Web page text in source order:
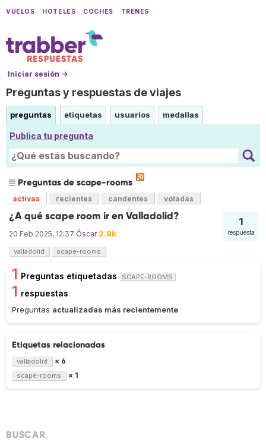
VUELOS HOTELES COCHES TRENES
Iniciar sesión →
Preguntas y respuestas de viajes
preguntas etiquetas usuarios medallas
Publica tu pregunta
Preguntas de scape-rooms
activas recientes candentes votadas
1
respuesta
¿A qué scape room ir en Valladolid?
20 Feb 2025, 12:37 Óscar 2.8k
valladolid scape-rooms
1 Preguntas etiquetadas SCAPE-ROOMS
1 respuestas
Preguntas actualizadas más recientemente
Etiquetas relacionadas
valladolid × 6
scape-rooms × 1
BUSCAR